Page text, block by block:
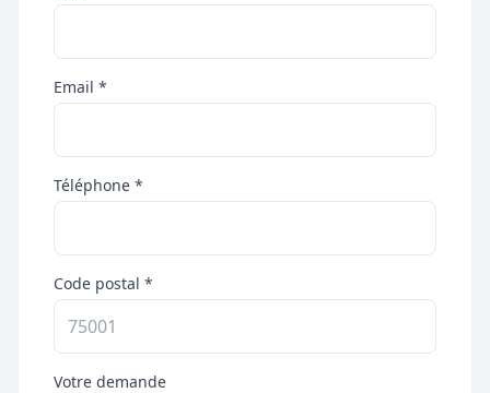
Email *
Téléphone *
Code postal *
Votre demande